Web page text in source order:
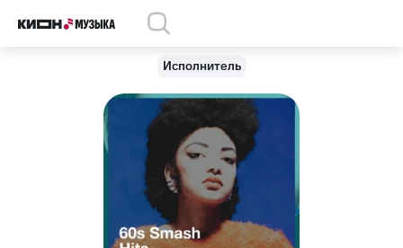
Исполнитель